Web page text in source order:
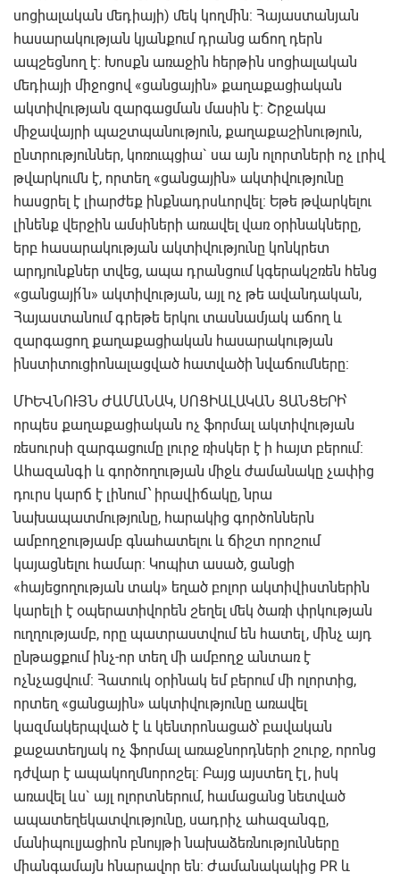
սոցիալական մեդիայի) մեկ կողմին: Հայաստանյան
հասարակության կյանքում դրանց աճող դերն
ապշեցնող է։ Խոսքն առաջին հերթին սոցիալական
մեդիայի միջոցով «ցանցային» քաղաքացիական
ակտիվության զարգացման մասին է: Շրջակա
միջավայրի պաշտպանություն, քաղաքաշինություն,
ընտրություններ, կոռուպցիա` սա այն ոլորտների ոչ լրիվ
թվարկումն է, որտեղ «ցանցային» ակտիվությունը
հասցրել է լիարժեք ինքնադրսևորվել: Եթե թվարկելու
լինենք վերջին ամսիների առավել վառ օրինակները,
երբ հասարակության ակտիվությունը կոնկրետ
արդյունքներ տվեց, ապա դրանցում կգերակշռեն հենց
«ցանցայի՛ն» ակտիվության, այլ ոչ թե ավանդական,
Հայաստանում գրեթե երկու տասնամյակ աճող և
զարգացող քաղաքացիական հասարակության
ինստիտուցիոնալացված հատվածի նվաճումները:
ՄԻԵՎՆՈՒՅՆ ԺԱՄԱՆԱԿ, ՍՈՑԻԱԼԱԿԱՆ ՑԱՆՑԵՐԻ՝
որպես քաղաքացիական ոչ ֆորմալ ակտիվության
ռեսուրսի զարգացումը լուրջ ռիսկեր է ի հայտ բերում:
Ահազանգի և գործողության միջև ժամանակը չափից
դուրս կարճ է լինում՝ իրավիճակը, նրա
նախապատմությունը, հարակից գործոններն
ամբողջությամբ գնահատելու և ճիշտ որոշում
կայացնելու համար: Կոպիտ ասած, ցանցի
«հայեցողության տակ» եղած բոլոր ակտիվիստներին
կարելի է օպերատիվորեն շեղել մեկ ծառի փրկության
ուղղությամբ, որը պատրաստվում են հատել, մինչ այդ
ընթացքում ինչ-որ տեղ մի ամբողջ անտառ է
ոչնչացվում: Հատուկ օրինակ եմ բերում մի ոլորտից,
որտեղ «ցանցային» ակտիվությունը առավել
կազմակերպված է և կենտրոնացած՝ բավական
քաջատեղյակ ոչ ֆորմալ առաջնորդների շուրջ, որոնց
դժվար է ապակողմնորոշել: Բայց այստեղ էլ, իսկ
առավել ևս` այլ ոլորտներում, համացանց նետված
ապատեղեկատվությունը, սադրիչ ահազանգը,
մանիպուլյացիոն բնույթի նախաձեռնությունները
միանգամայն հնարավոր են: Ժամանակակից PR և